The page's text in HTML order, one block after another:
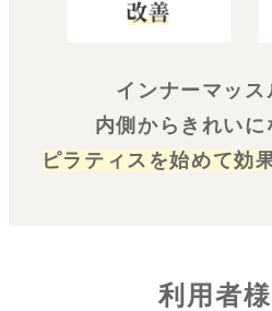
インナーマッス
内側からきれい
ピラティスを始めて効
利用者